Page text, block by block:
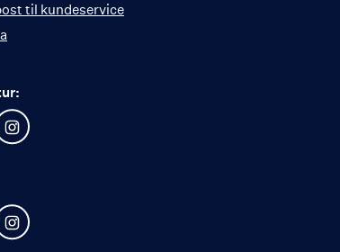
til kundeservice